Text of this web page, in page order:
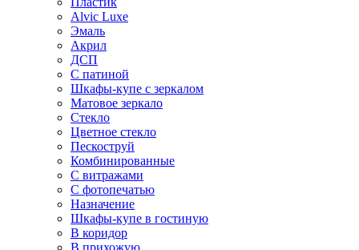
Alvic Luxe
Эмаль
Акрил
ДСП
С патиной
Шкафы-купе с зеркалом
Матовое зеркало
Стекло
Цветное стекло
Пескоструй
Комбинированные
С витражами
С фотопечатью
Назначение
Шкафы-купе в гостиную
В коридор
В прихожую